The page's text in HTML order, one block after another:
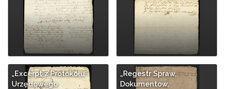
„Excerpt z Protokołu
Urzędowego
„Regestr Spraw,
Dokumentow,